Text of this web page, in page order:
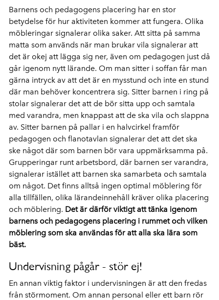
Barnens och pedagogens placering har en stor
betydelse för hur aktiviteten kommer att fungera. Olika
möbleringar signalerar olika saker. Att sitta på samma
matta som används när man brukar vila signalerar att
det är okej att lägga sig ner, även om pedagogen just då
går igenom nytt lärande. Om man sitter i soffan får man
gärna intryck av att det är en mysstund och inte en stund
där man behöver koncentrera sig. Sitter barnen i ring på
stolar signalerar det att de bör sitta upp och samtala
med varandra, men knappast att de ska vila och slappna
av. Sitter barnen på pallar i en halvcirkel framför
pedagogen och flanotavlan signalerar det att det ska
ske något där som barnen bör vara uppmärksamma på.
Grupperingar runt arbetsbord, där barnen ser varandra,
signalerar istället att barnen ska samarbeta och samtala
om något. Det finns alltså ingen optimal möblering för
alla tillfällen, olika lärandeinnehåll kräver olika placering
och möblering. Det är därför viktigt att tänka igenom
barnens och pedagogens placering i rummet och vilken
möblering som ska användas för att alla ska lära som
bäst.
Undervisning pågår - stör ej!
En annan viktig faktor i undervisningen är att den fredas
från störmoment. Om annan personal eller ett barn rör